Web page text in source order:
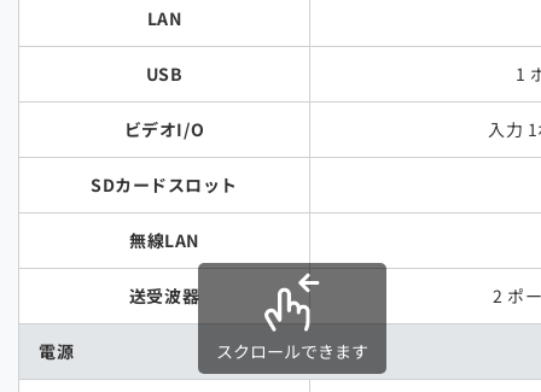
LAN
USB 1
ビデオI/O 入力
SDカードスロット
無線LAN
送受波器 2 ポ
電源 スクロールできます